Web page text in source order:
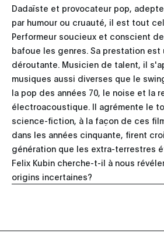
Dadaïste et provocateur pop,
par humour ou cruauté, il est tout
Performeur soucieux et conscient
bafoue les genres. Sa prestation est
déroutante. Musicien de talent, il
musiques aussi diverses que le
la pop des années 70, le noise et la
électroacoustique. Il agrémente le
science-fiction, à la façon de ces
dans les années cinquante, firent
génération que les extra-terrestres
Felix Kubin cherche-t-il à nous
origins incertaines?